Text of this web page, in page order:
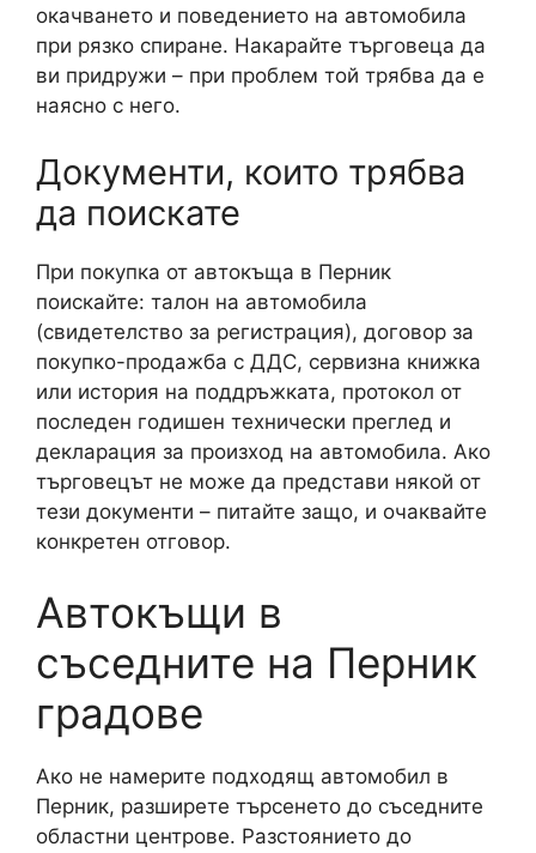
окачването и поведението на автомобила
при рязко спиране. Накарайте търговеца да
ви придружи – при проблем той трябва да е
наясно с него.
Документи, които трябва
да поискате
При покупка от автокъща в Перник
поискайте: талон на автомобила
(свидетелство за регистрация), договор за
покупко-продажба с ДДС, сервизна книжка
или история на поддръжката, протокол от
последен годишен технически преглед и
декларация за произход на автомобила. Ако
търговецът не може да представи някой от
тези документи – питайте защо, и очаквайте
конкретен отговор.
Автокъщи в
съседните на Перник
градове
Ако не намерите подходящ автомобил в
Перник, разширете търсенето до съседните
областни центрове. Разстоянието до